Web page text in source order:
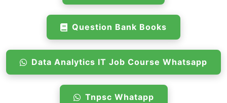
Question Bank Books
Data Analytics IT Job Course Whatsapp
Tnpsc Whatapp